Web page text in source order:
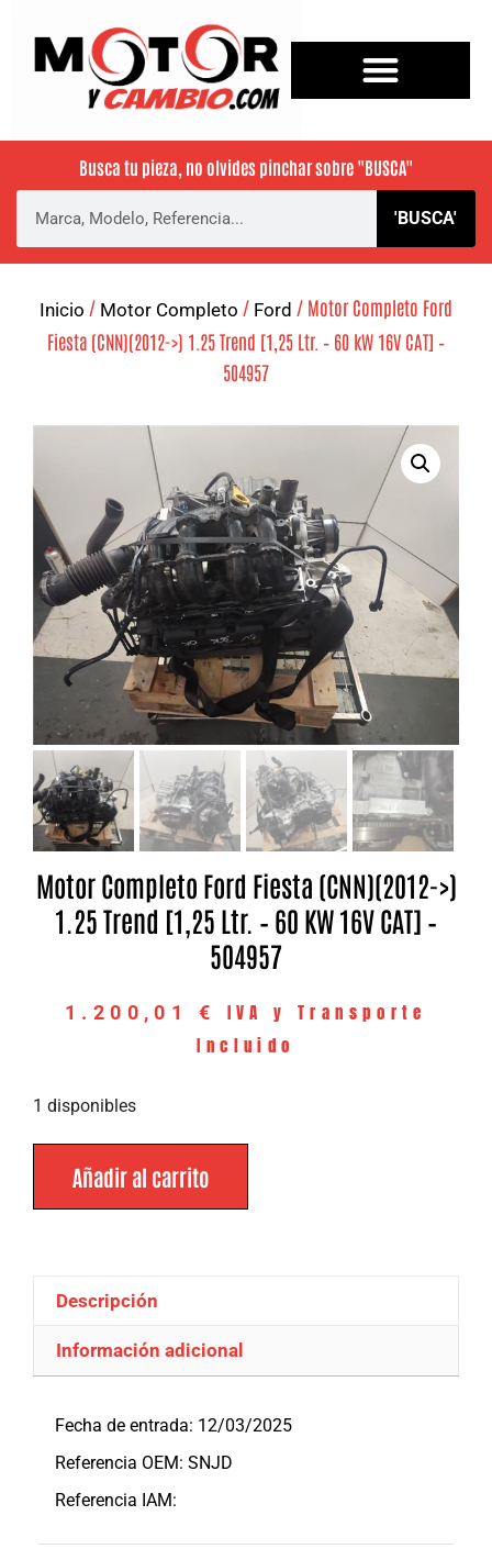
Busca tu pieza, no olvides pinchar sobre "BUSCA"
'BUSCA'
Inicio / Motor Completo / Ford / Motor Completo Ford
Fiesta (CNN)(2012->) 1.25 Trend [1,25 Ltr. – 60 kW 16V CAT] –
504957
Motor Completo Ford Fiesta (CNN)(2012->)
1.25 Trend [1,25 Ltr. – 60 KW 16V CAT] –
504957
1.200,01 €
IVA y Transporte
Incluido
1 disponibles
Añadir al carrito
Descripción
Información adicional
Fecha de entrada: 12/03/2025
Referencia OEM: SNJD
Referencia IAM: